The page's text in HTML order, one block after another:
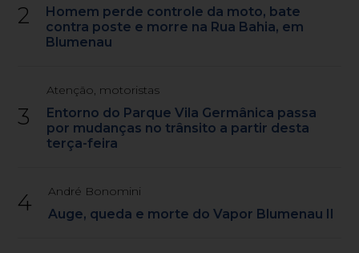
2
Homem perde controle da moto, bate
contra poste e morre na Rua Bahia, em
Blumenau
3
Atenção, motoristas
Entorno do Parque Vila Germânica passa
por mudanças no trânsito a partir desta
terça-feira
4 André Bonomini
Auge, queda e morte do Vapor Blumenau II